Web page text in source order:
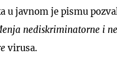
u javnom je pismu
nediskriminatorne i
virusa.